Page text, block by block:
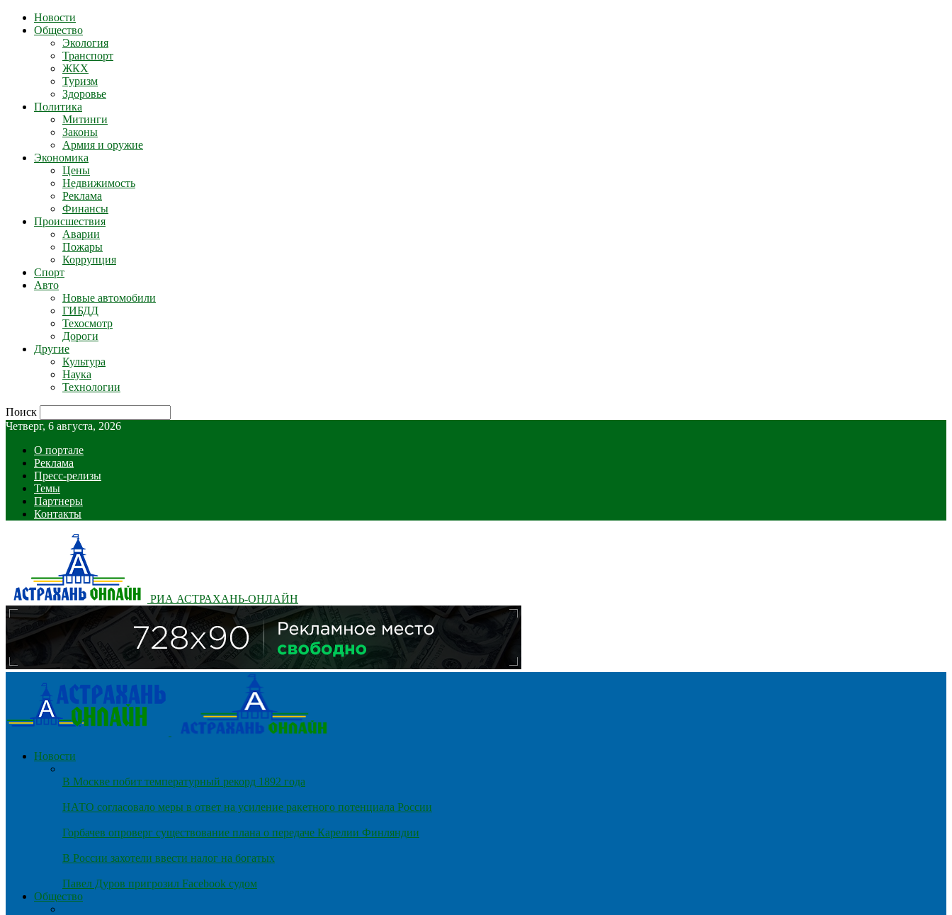
Новости
Общество
Экология
Транспорт
ЖКХ
Туризм
Здоровье
Политика
Митинги
Законы
Армия и оружие
Экономика
Цены
Недвижимость
Реклама
Финансы
Происшествия
Аварии
Пожары
Коррупция
Спорт
Авто
Новые автомобили
ГИБДД
Техосмотр
Дороги
Другие
Культура
Наука
Технологии
Поиск
Четверг, 6 августа, 2026
О портале
Реклама
Пресс-релизы
Темы
Партнеры
Контакты
РИА АСТРАХАНЬ-ОНЛАЙН
Новости
В Москве побит температурный рекорд 1892 года
НАТО согласовало меры в ответ на усиление ракетного потенциала России
Горбачев опроверг существование плана о передаче Карелии Финляндии
В России захотели ввести налог на богатых
Павел Дуров пригрозил Facebook судом
Общество